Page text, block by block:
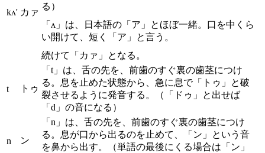
kʌ' カァ
る）
「ʌ」は、日本語の「ア」とほぼ一緒。口を中くら
い開けて、短く「ア」と言う。
続けて「カァ」となる。
t トゥ
「t」は、舌の先を、前歯のすぐ裏の歯茎につけ
る。息を止めた状態から、急に息で「トゥ」と破
裂させるように発音する。（「ドゥ」と出せば
「d」の音になる）
n ン
「n」は、舌の先を、前歯のすぐ裏の歯茎につけ
る。息が口から出るのを止めて、「ン」という音
を鼻から出す。（単語の最後にくる場合は「ン」